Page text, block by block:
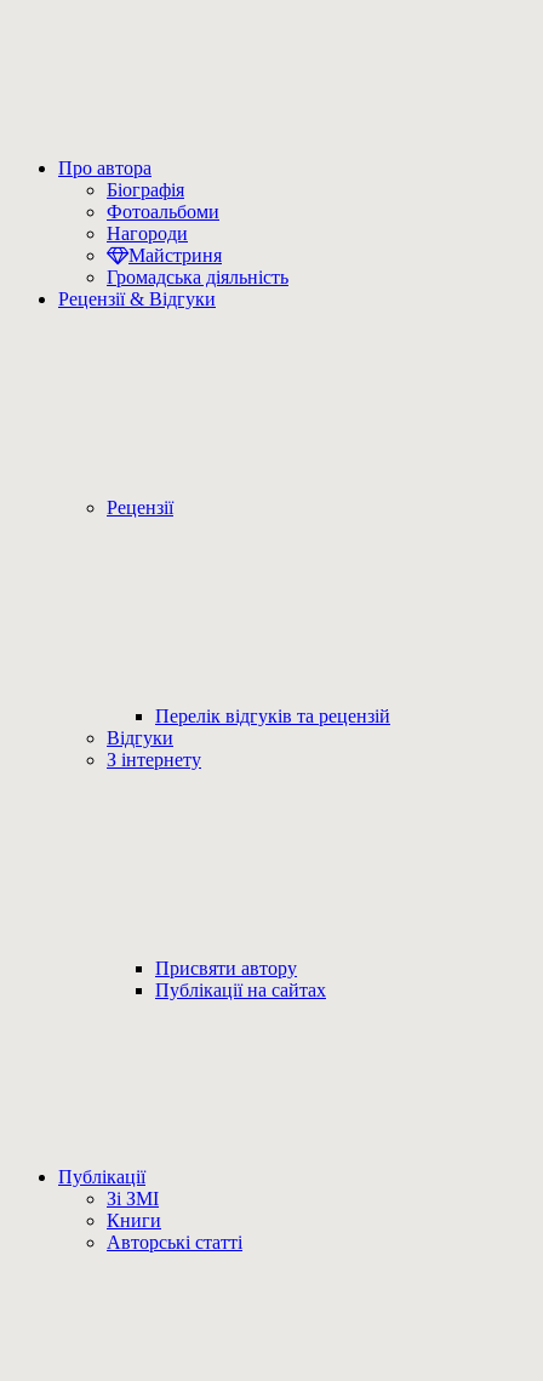
Про автора
Біографія
Фотоальбоми
Нагороди
Майстриня
Громадська діяльність
Рецензії & Відгуки
Рецензії
Перелік відгуків та рецензій
Відгуки
З інтернету
Присвяти автору
Публікації на сайтах
Публікації
Зі ЗМІ
Книги
Авторські статті